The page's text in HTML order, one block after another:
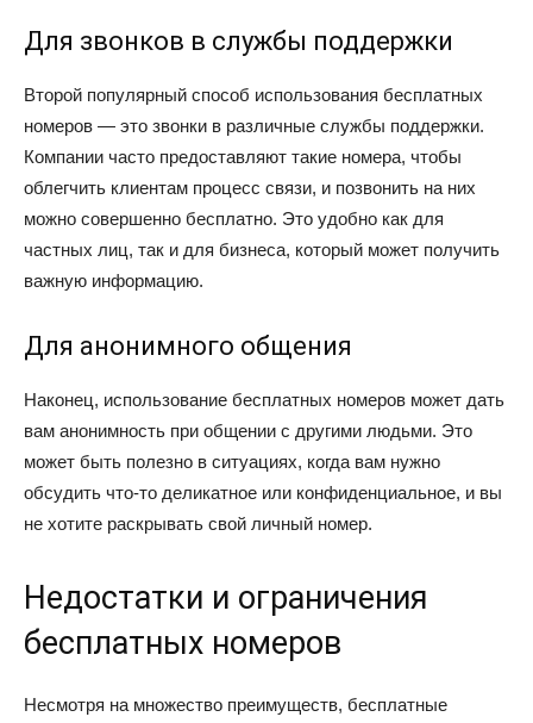
Для звонков в службы поддержки
Второй популярный способ использования бесплатных
номеров — это звонки в различные службы поддержки.
Компании часто предоставляют такие номера, чтобы
облегчить клиентам процесс связи, и позвонить на них
можно совершенно бесплатно. Это удобно как для
частных лиц, так и для бизнеса, который может получить
важную информацию.
Для анонимного общения
Наконец, использование бесплатных номеров может дать
вам анонимность при общении с другими людьми. Это
может быть полезно в ситуациях, когда вам нужно
обсудить что-то деликатное или конфиденциальное, и вы
не хотите раскрывать свой личный номер.
Недостатки и ограничения
бесплатных номеров
Несмотря на множество преимуществ, бесплатные